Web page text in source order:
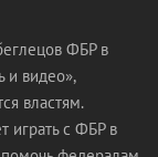
ФБР в
и видео»,
властям.
играть с ФБР в